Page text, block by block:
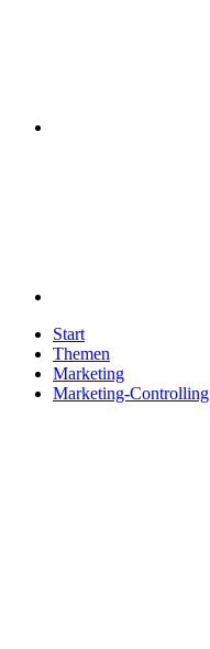
Start
Themen
Marketing
Marketing-Controlling